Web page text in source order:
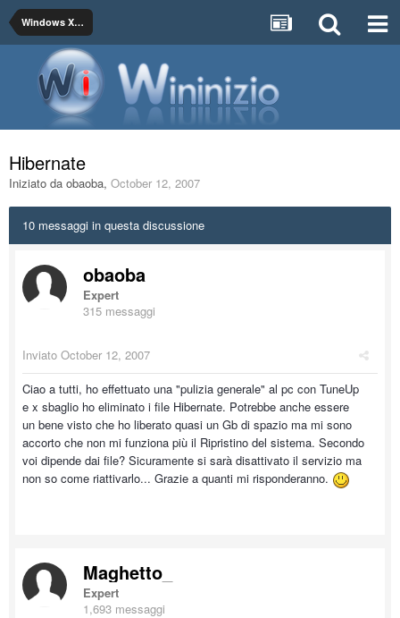
Windows XP / 2000/ 4.0 NT
Hibernate
Iniziato da obaoba, October 12, 2007
10 messaggi in questa discussione
obaoba
Expert
315 messaggi
Inviato October 12, 2007
Ciao a tutti, ho effettuato una "pulizia generale" al pc con TuneUp
e x sbaglio ho eliminato i file Hibernate. Potrebbe anche essere
un bene visto che ho liberato quasi un Gb di spazio ma mi sono
accorto che non mi funziona più il Ripristino del sistema. Secondo
voi dipende dai file? Sicuramente si sarà disattivato il servizio ma
non so come riattivarlo... Grazie a quanti mi risponderanno.
Maghetto_
Expert
1,693 messaggi